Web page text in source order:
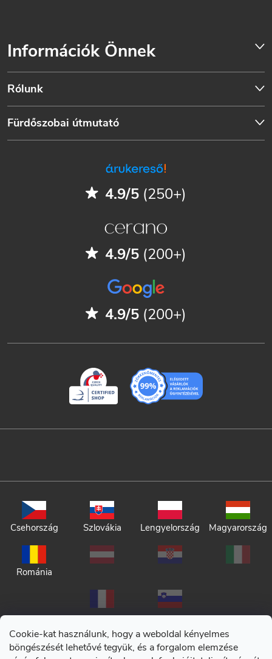
Cookie-kat használunk, hogy a weboldal kényelmes
böngészését lehetővé tegyük, és a forgalom elemzése
Információk Önnek
Rólunk
Fürdőszobai útmutató
4.9/5 (250+)
4.9/5 (200+)
4.9/5 (200+)
Csehország Szlovákia Lengyelország Magyarország
Románia